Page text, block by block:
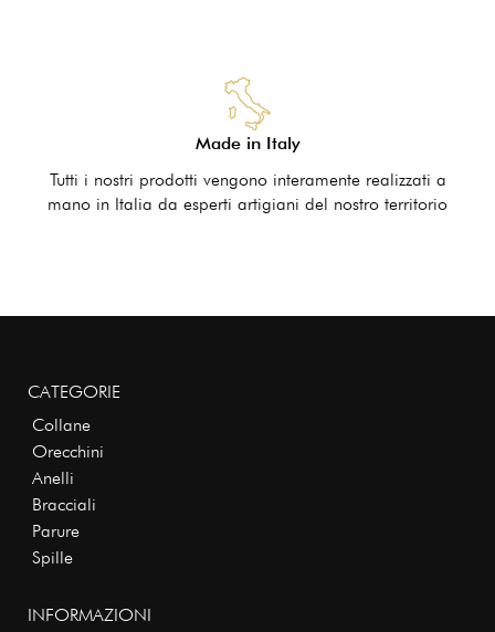
Made in Italy
Tutti i nostri prodotti vengono interamente realizzati a
mano in Italia da esperti artigiani del nostro territorio
CATEGORIE
Collane
Orecchini
Anelli
Bracciali
Parure
Spille
INFORMAZIONI